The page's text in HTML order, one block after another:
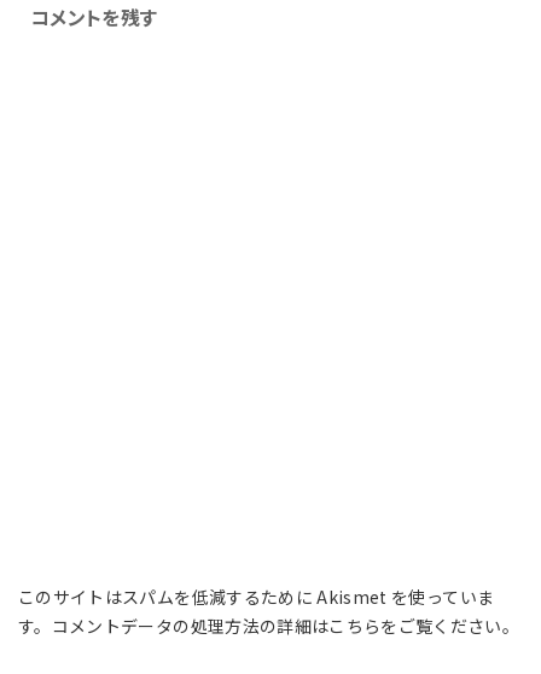
コメントを残す
このサイトはスパムを低減するために Akismet を使っていま
す。 コメントデータの処理方法の詳細はこちらをご覧ください。